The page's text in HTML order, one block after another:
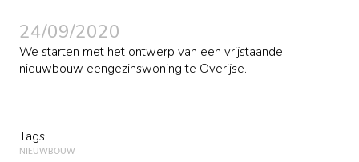
24/09/2020
We starten met het ontwerp van een vrijstaande
nieuwbouw eengezinswoning te Overijse.
Tags:
NIEUWBOUW